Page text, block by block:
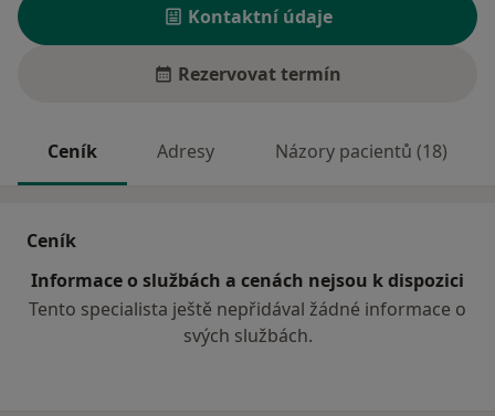
Kontaktní údaje
Rezervovat termín
Ceník Adresy Názory pacientů (18)
Ceník
Informace o službách a cenách nejsou k dispozici
Tento specialista ještě nepřidával žádné informace o
svých službách.